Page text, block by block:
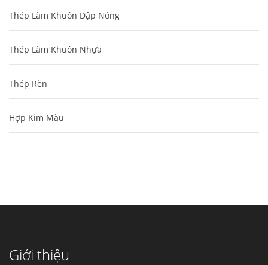
Thép Làm Khuôn Dập Nóng
Thép Làm Khuôn Nhựa
Thép Rèn
Hợp Kim Màu
Giới thiệu